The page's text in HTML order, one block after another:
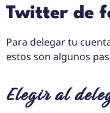
Twitter de
Para delegar tu
estos son algunos
Elegir al